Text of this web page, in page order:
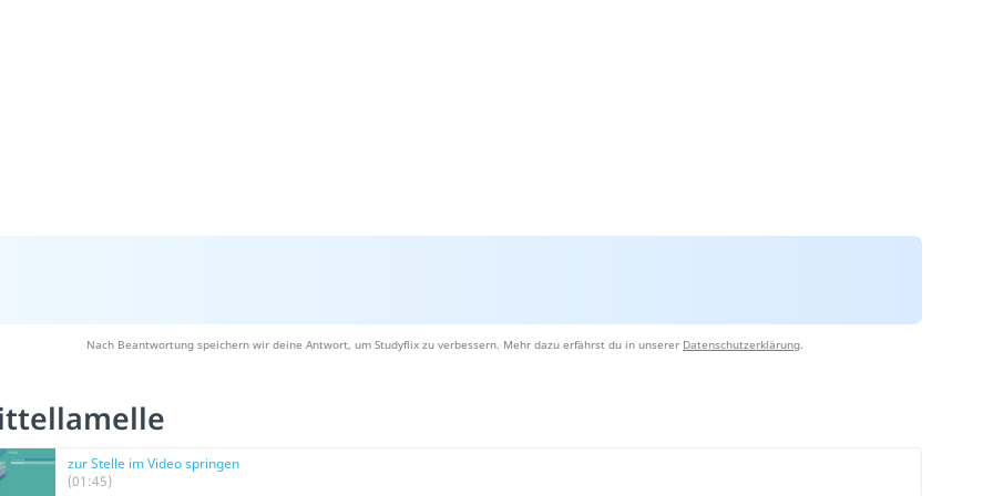
Nach Beantwortung speichern wir deine Antwort, um Studyflix zu verbessern. Mehr dazu erfährst du in unserer Datenschutzerklärung
zur Stelle im Video springen
(01:45)